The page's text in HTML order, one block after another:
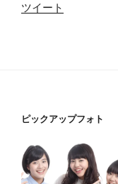
ツイート
ピックアップフォト